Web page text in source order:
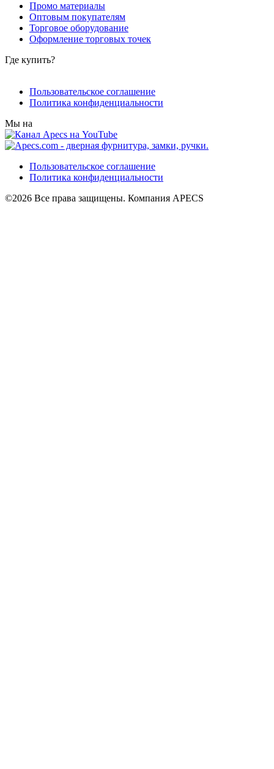
Промо материалы
Оптовым покупателям
Торговое оборудование
Оформление торговых точек
Где купить?
Пользовательское соглашение
Политика конфиденциальности
Мы на
Пользовательское соглашение
Политика конфиденциальности
©2026 Все права защищены. Компания APECS